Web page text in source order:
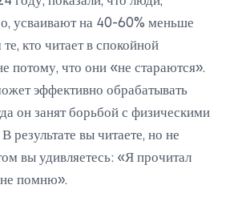
усваивают на 40-60% меньше
кто читает в спокойной
потому, что они «не стараются».
эффективно обрабатывать
он занят борьбой с физическими
результате вы читаете, но не
вы удивляетесь: «Я прочитал
не помню».